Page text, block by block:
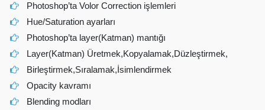
Photoshop’ta Volor Correction işlemleri
Hue/Saturation ayarları
Photoshop’ta layer(Katman) mantığı
Layer(Katman) Üretmek,Kopyalamak,Düzleştirmek,
Birleştirmek,Sıralamak,İsimlendirmek
Opacity kavramı
Blending modları